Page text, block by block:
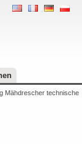
Mähdrescher technische